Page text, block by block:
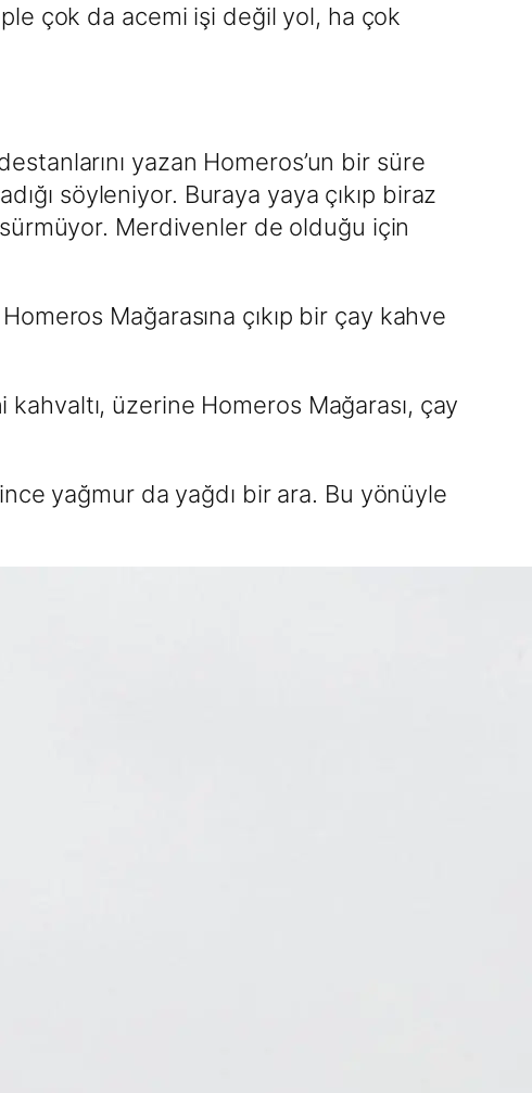
çok da acemi işi değil yol, ha çok
yazan Homeros’un bir süre
söyleniyor. Buraya yaya çıkıp biraz
Merdivenler de olduğu için
Mağarasına çıkıp bir çay kahve
üzerine Homeros Mağarası, çay
yağmur da yağdı bir ara. Bu yönüyle